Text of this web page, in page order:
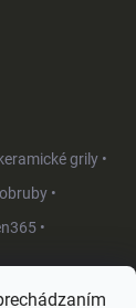
grily •
•
•